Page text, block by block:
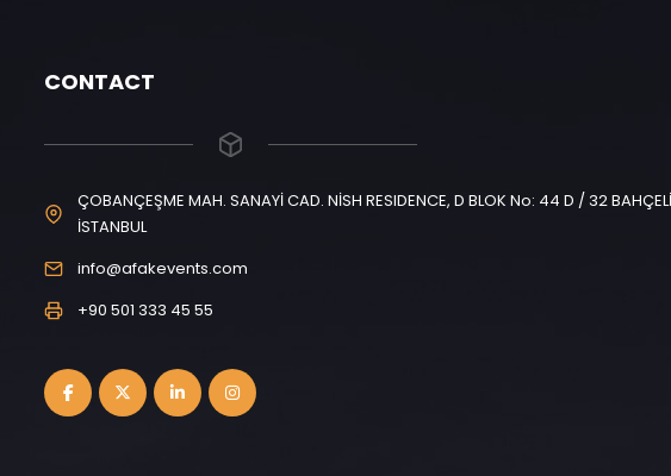
CONTACT
ÇOBANÇEŞME MAH. SANAYİ CAD. NİSH RESIDENCE, D BLOK No: 44 D / 32
İSTANBUL
info@afakevents.com
+90 501 333 45 55